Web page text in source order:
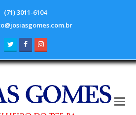
(71) 3011-6104
TwitterFacebook